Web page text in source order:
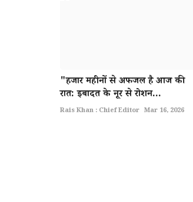
"हजार महीनों से अफजल है आज की
रात: इबादत के नूर से रोशन...
Rais Khan : Chief Editor Mar 16, 2026